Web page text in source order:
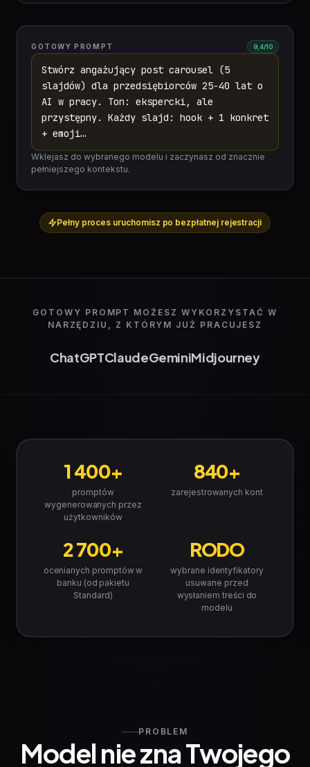
GOTOWY PROMPT 9,4/10
Stwórz angażujący post carousel (5
slajdów) dla przedsiębiorców 25-40 lat o
AI w pracy. Ton: ekspercki, ale
przystępny. Każdy slajd: hook + 1 konkret
+ emoji…
Wklejasz do wybranego modelu i zaczynasz od znacznie
pełniejszego kontekstu.
Pełny proces uruchomisz po bezpłatnej rejestracji
GOTOWY PROMPT MOŻESZ WYKORZYSTAĆ W
NARZĘDZIU, Z KTÓRYM JUŻ PRACUJESZ
ChatGPTClaudeGeminiMidjourney
1 400+
promptów
wygenerowanych przez
użytkowników
840+
zarejestrowanych kont
2 700+
ocenianych promptów w
banku (od pakietu
Standard)
RODO
wybrane identyfikatory
usuwane przed
wysłaniem treści do
modelu
PROBLEM
Model nie zna Twojego